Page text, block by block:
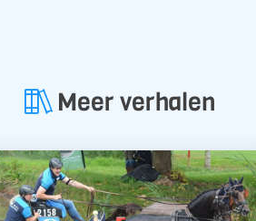
Meer verhalen